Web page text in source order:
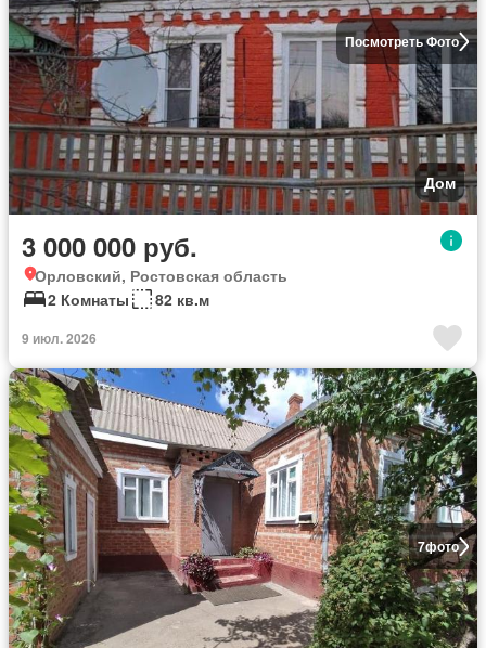
Посмотреть Фото
Дом
3 000 000 руб.
Орловский, Ростовская область
2 Комнаты
82 кв.м
9 июл. 2026
7фото